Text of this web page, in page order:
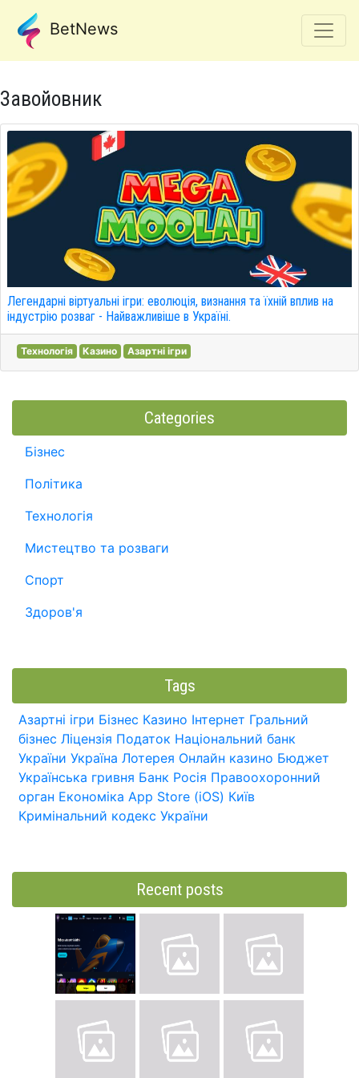
BetNews
Завойовник
Легендарні віртуальні ігри: еволюція, визнання та їхній вплив на
індустрію розваг - Найважливіше в Україні.
Технологія Казино Азартні ігри
Categories
Бізнес
Політика
Технологія
Мистецтво та розваги
Спорт
Здоров'я
Tags
Азартні ігри Бізнес Казино Інтернет Гральний
бізнес Ліцензія Податок Національний банк
України Україна Лотерея Онлайн казино Бюджет
Українська гривня Банк Росія Правоохоронний
орган Економіка App Store (iOS) Київ
Кримінальний кодекс України
Recent posts